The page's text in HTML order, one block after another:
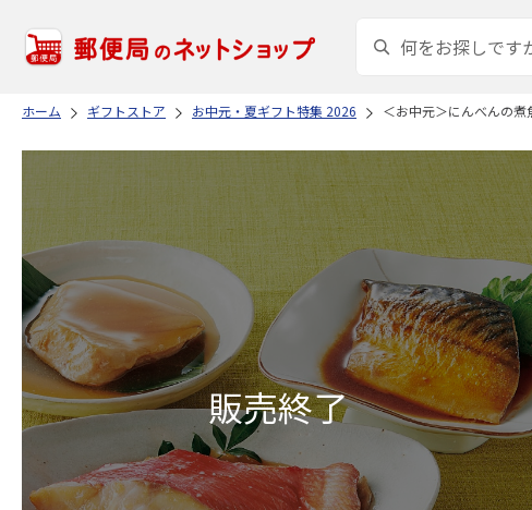
ホーム ギフトストア お中元・夏ギフト特集 2026 ＜お中元＞にんべんの煮